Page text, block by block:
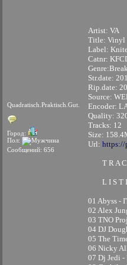
Quadratisch.Praktisch.Gut.
Город:
Пол:
Сообщений: 656
Artist: VA
Title: Vinyl
Label:
Catnr:
Str.date:
Rip.date:
Source:
Encoder:
Quality:
Tracks: 12
Size:
Url: https://
T R
L I
01 Abyss -
02 Alex
03 TNO
04 DJ
05 The
06 Nicky
07 Dj Jedi